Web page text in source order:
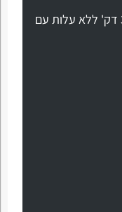
צרו קשר לתיאום שיחת ייעוץ של 30 דק' ללא עלות עם